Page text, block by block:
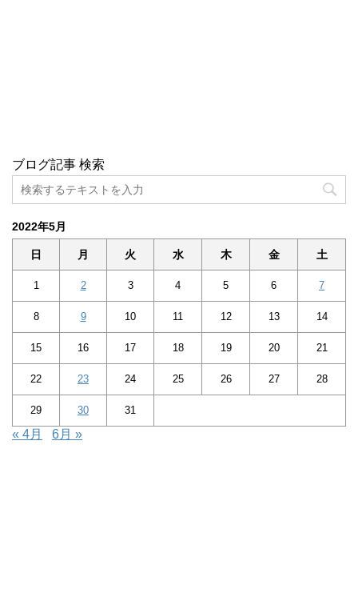
ブログ記事 検索
2022年5月
日 月 火 水 木 金 土
1 2 3 4 5 6 7
8 9 10 11 12 13 14
15 16 17 18 19 20 21
22 23 24 25 26 27 28
29 30 31
« 4月 6月 »